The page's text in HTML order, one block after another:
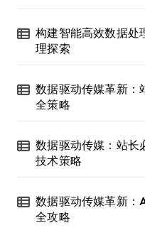
构建智能高效数据处
理探索
数据驱动传媒革新：
全策略
数据驱动传媒：站长
技术策略
数据驱动传媒革新：
全攻略